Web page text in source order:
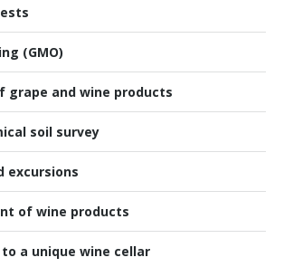
(GMO)
grape and wine products
soil survey
excursions
of wine products
to a unique wine cellar